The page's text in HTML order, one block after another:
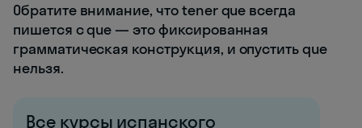
Обратите внимание, что tener que всегда
пишется с que — это фиксированная
грамматическая конструкция, и опустить que
нельзя.
Все курсы испанского